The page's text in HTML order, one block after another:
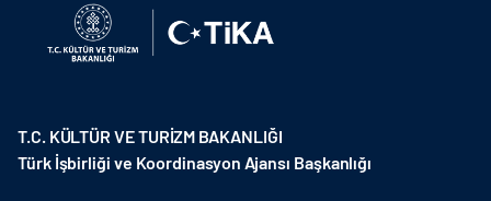
T.C. KÜLTÜR VE TURİZM BAKANLIĞI
Türk İşbirliği ve Koordinasyon Ajansı Başkanlığı